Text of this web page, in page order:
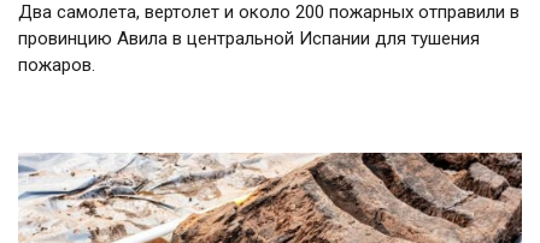
Два самолета, вертолет и около 200 пожарных отправили в
провинцию Авила в центральной Испании для тушения
пожаров.